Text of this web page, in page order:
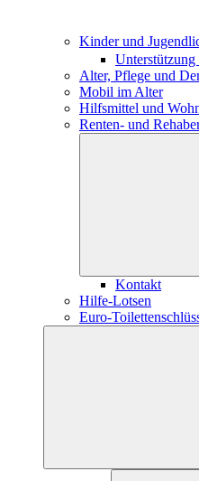
Kinder und
Alter, Pflege und
Mobil im Alter
Hilfsmittel und
Renten- und
Kontakt
Hilfe-Lotsen
Euro-